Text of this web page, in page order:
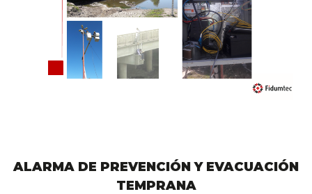
ALARMA DE PREVENCIÓN Y EVACUACIÓN
TEMPRANA